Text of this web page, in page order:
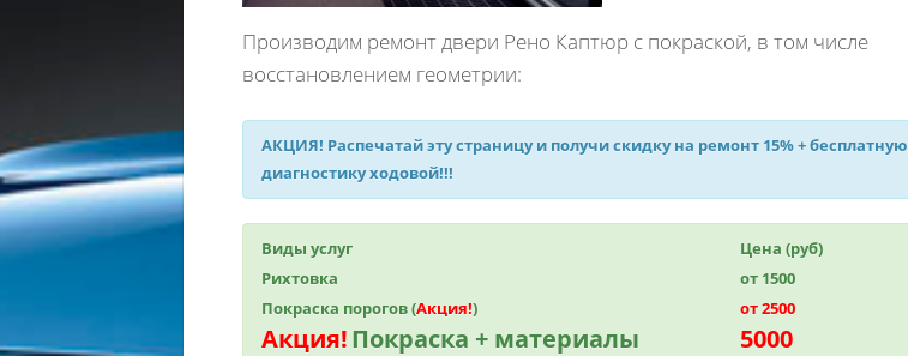
Производим ремонт двери Рено Каптюр с покраской, в том числе
восстановлением геометрии:
АКЦИЯ! Распечатай эту страницу и получискидку на ремонт 15%+ бесплатную
диагностику ходовой!!!
Виды услуг
Цена (руб)
Рихтовка
от 1500
Покраска порогов (Акция!) от 2500
Акция!Покраска + материалы 5000